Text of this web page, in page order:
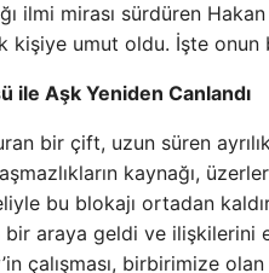
ilmi mirası sürdüren
kişiye umut oldu. İşte onun
ile Aşk Yeniden Canlandı
bir çift, uzun süren
kaynağı,
bu blokajı ortadan
araya geldi ve ilişkilerini
çalışması, birbirimize